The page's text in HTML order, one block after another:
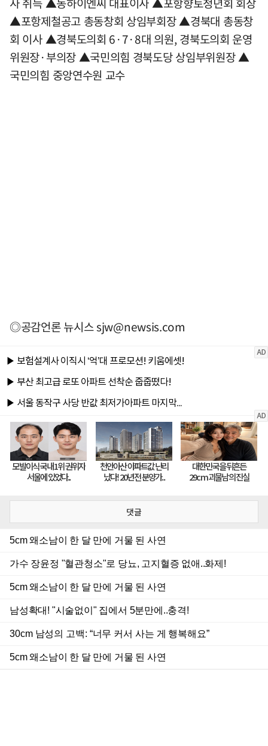
▲포항제철공고 총동창회 상임부회장 ▲경북대 총동창
회 이사 ▲경북도의회 6·7·8대 의원, 경북도의회 운영
위원장·부의장 ▲국민의힘 경북도당 상임부위원장 ▲
국민의힘 중앙연수원 교수
◎공감언론 뉴시스sjw@newsis.com
댓글